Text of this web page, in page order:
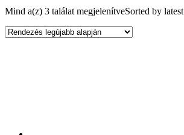
Mind a(z) 3 találat megjelenítveSorted by latest